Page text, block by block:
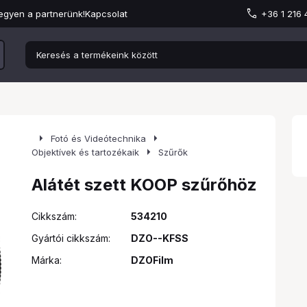
a partnerünk!Kapcsolat +36 1 216
arrow_right Fotó és Videótechnika arrow_right
Objektívek és tartozékaik arrow_right Szűrők
Alátét szett KOOP szűrőhöz
Cikkszám:
534210
Gyártói cikkszám:
DZO--KFSS
Márka:
DZOFilm